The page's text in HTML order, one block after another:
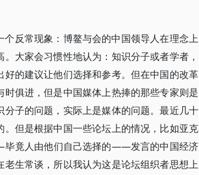
反常现象：博鳌与会的中国领导人在理念上
大家会习惯性地认为：知识分子或者学者，
的建议让他们选择和参考。但在中国的改革
俱进，但是中国媒体上热捧的那些专家则是
子的问题，实际上是媒体的问题。最近几十
但是根据中国一些论坛上的情况，比如亚克
竟人由他们自己选择的——发言的中国经济
生常谈，所以我认为这是论坛组织者思想上